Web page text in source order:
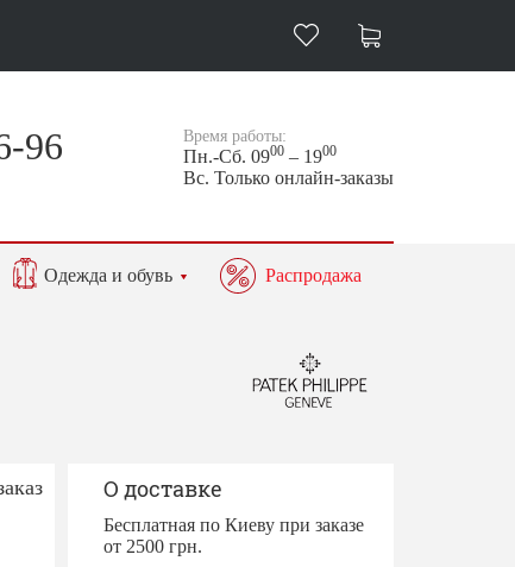
96 Время работы:
Пн.-Сб. 0900 – 1900
Вс. Только онлайн-заказы
Одежда и обувь Распродажа
О доставке
Бесплатная по Киеву при заказе
от 2500 грн.